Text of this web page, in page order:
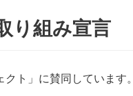
り組み宣言
ト」に賛同しています。